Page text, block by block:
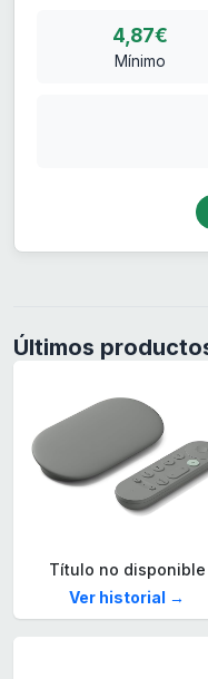
4,87€
Mínimo
Últimos
Título no disponible
Ver historial →